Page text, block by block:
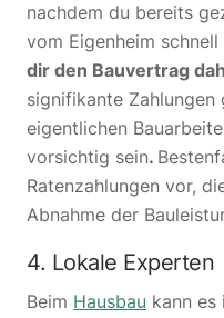
nachdem du bereits
vom Eigenheim
dir den Bauvertrag
signifikante
eigentlichen
vorsichtig sein.
Ratenzahlungen vor,
Abnahme der
4. Lokale Experten
Beim Hausbau kann es